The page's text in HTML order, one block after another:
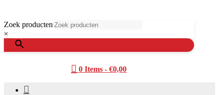
Zoek producten
×
 0 Items - €0,00
